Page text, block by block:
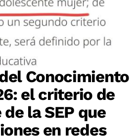
Conocimiento
el criterio de
la SEP que
en redes